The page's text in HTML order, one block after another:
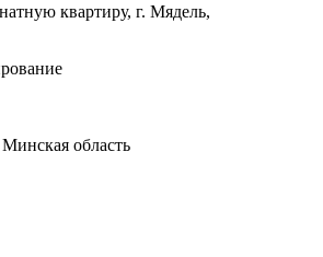
квартиру, г. Мядель,
область